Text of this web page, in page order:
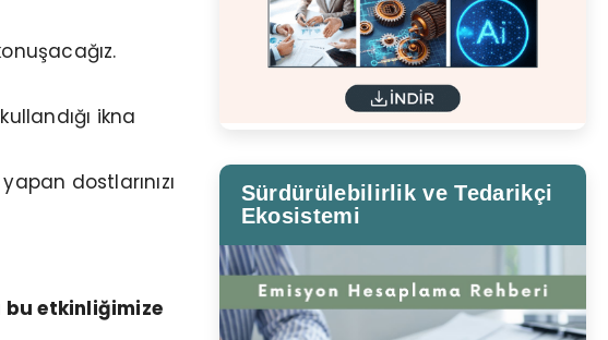
ikna
dostlarınızı
bu etkinliğimize
Sürdürülebilirlik ve Tedarikçi
Ekosistemi